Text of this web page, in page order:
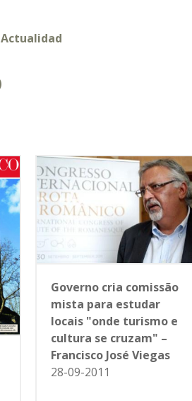
Actualidad
Governo cria comissão
mista para estudar
locais "onde turismo e
cultura se cruzam" –
Francisco José Viegas
28-09-2011